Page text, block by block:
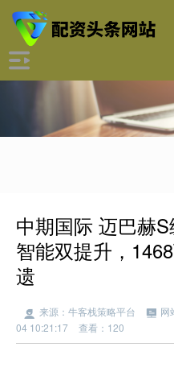
中期国际 迈巴赫
智能双提升，
遗
来源：牛客栈策略平台 网
04 10:21:17
查看：120